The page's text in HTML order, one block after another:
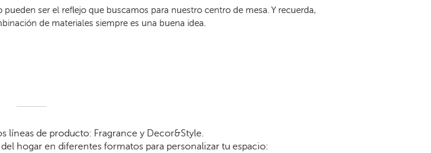
ser el reflejo que buscamos para nuestro centro de mesa. Y recuerda,
de materiales siempre es una buena idea.
líneas de producto: Fragrance y Decor&Style.
hogar en diferentes formatos para personalizar tu espacio: